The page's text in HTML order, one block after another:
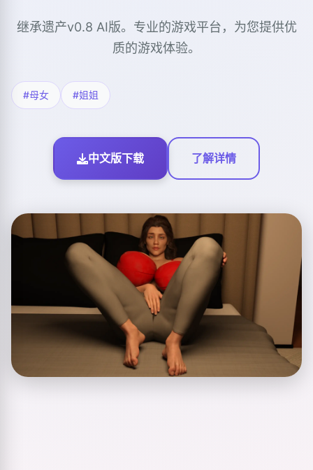
继承遗产v0.8 AI版。专业的游戏平台，为您提供优
质的游戏体验。
#母女 #姐姐
中文版下载 了解详情